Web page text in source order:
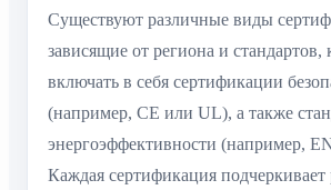
Существуют различные виды
зависящие от региона и стандартов,
включать в себя сертификации
(например, CE или UL), а также
энергоэффективности (например,
Каждая сертификация подчеркивает